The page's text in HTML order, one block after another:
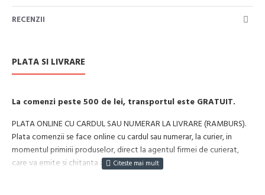
RECENZII
PLATA SI LIVRARE
La comenzi peste 500 de lei, transportul este GRATUIT.
PLATA ONLINE CU CARDUL SAU NUMERAR LA LIVRARE (RAMBURS).
Plata comenzii se face online cu cardul sau numerar, la curier, in
momentul primirii produselor, direct la agentul firmei de curierat,
care va emite si chitanta aferenta incasarii.